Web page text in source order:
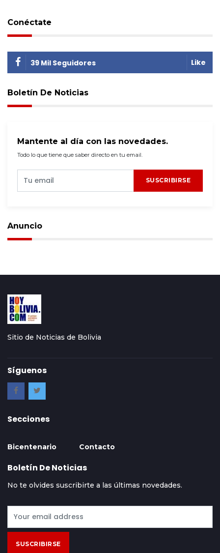
Conéctate
39 Mil Seguidores Like
Boletín De Noticias
Mantente al día con las novedades.
Todo lo que tiene que saber directo en tu email.
SUSCRIBIRSE
Anuncio
Sitio de Noticias de Bolivia
Síguenos
Secciones
Bicentenario Contacto
Boletín De Noticias
No te olvides suscribirte a las últimas novedades.
SUSCRIBIRSE